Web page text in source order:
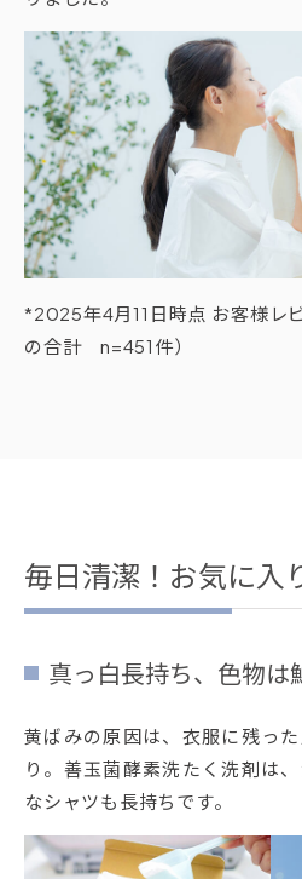
*2025年4月11日時点 お客様レ
の合計 n=451件）
毎日清潔！お気に入
真っ白長持ち、色物は
黄ばみの原因は、衣服に残っ
り。善玉菌酵素洗たく洗剤は
なシャツも長持ちです。